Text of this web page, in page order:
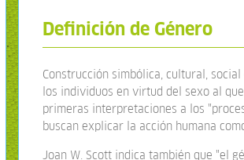
Definición de Género
Construcción simbólica, cultural,
los individuos en virtud del sexo al
primeras interpretaciones a los
buscan explicar la acción humana
Joan W. Scott indica también que "el